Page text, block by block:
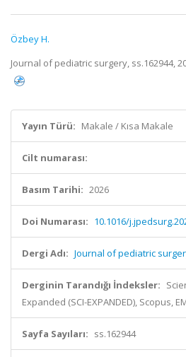
Özbey H.
Journal of pediatric surgery, ss.162944,
Yayın Türü: Makale / Kısa Makale
Cilt numarası:
Basım Tarihi: 2026
Doi Numarası: 10.1016/
Dergi Adı: Journal of pediatric
Derginin Tarandığı İndeksler:
Expanded (SCI-EXPANDED), Scopus,
Sayfa Sayıları: ss.162944